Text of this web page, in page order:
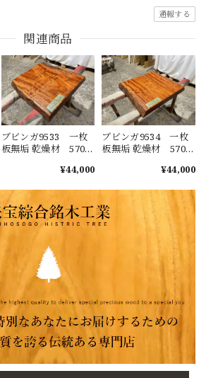
通報する
関連商品
ブビンガ9533 一枚
板無垢 乾燥材 570ｘ
タン塗装 カウンタ
ク ローテーブル
センターテーブル
¥44,000
ブビンガ9534 一枚
板無垢 乾燥材 570ｘ
タン塗装 カウンタ
ク ローテーブル
センターテーブル
¥44,000